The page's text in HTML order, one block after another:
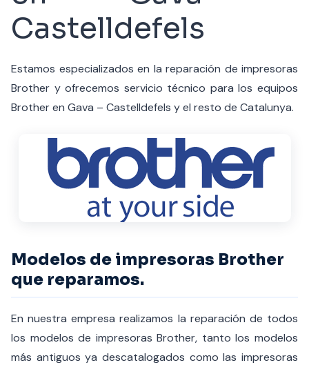
Castelldefels
Estamos especializados en la reparación de impresoras
Brother y ofrecemos servicio técnico para los equipos
Brother en Gava – Castelldefels y el resto de Catalunya.
Modelos de impresoras Brother
que reparamos.
En nuestra empresa realizamos la reparación de todos
los modelos de impresoras Brother, tanto los modelos
más antiguos ya descatalogados como las impresoras